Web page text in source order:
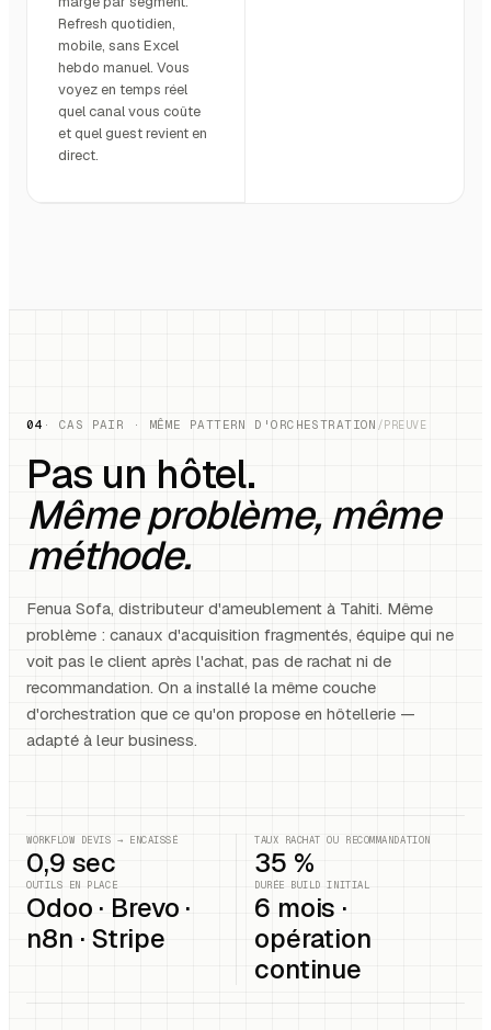
Refresh quotidien,
mobile, sans Excel
hebdo manuel. Vous
voyez en temps réel
quel canal vous coûte
et quel guest revient en
direct.
04 · CAS PAIR · MÊME PATTERN D'ORCHESTRATION /PREUVE
Pas un hôtel.
Même problème, même
méthode.
Fenua Sofa, distributeur d'ameublement à Tahiti. Même
problème : canaux d'acquisition fragmentés, équipe qui ne
voit pas le client après l'achat, pas de rachat ni de
recommandation. On a installé la même couche
d'orchestration que ce qu'on propose en hôtellerie —
adapté à leur business.
WORKFLOW DEVIS → ENCAISSÉ
0,9 sec
TAUX RACHAT OU RECOMMANDATION
35 %
OUTILS EN PLACE
Odoo · Brevo ·
n8n · Stripe
DURÉE BUILD INITIAL
6 mois ·
opération
continue